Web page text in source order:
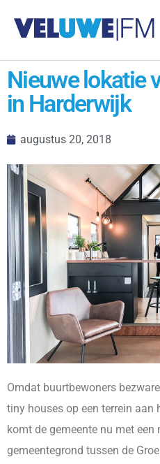
Nieuwe lokatie
in Harderwijk
augustus 20, 2018
Omdat buurtbewoners
tiny houses op een terrein aan
komt de gemeente nu met
gemeentegrond tussen de